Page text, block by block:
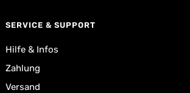
SERVICE & SUPPORT
Hilfe & Infos
Zahlung
Versand